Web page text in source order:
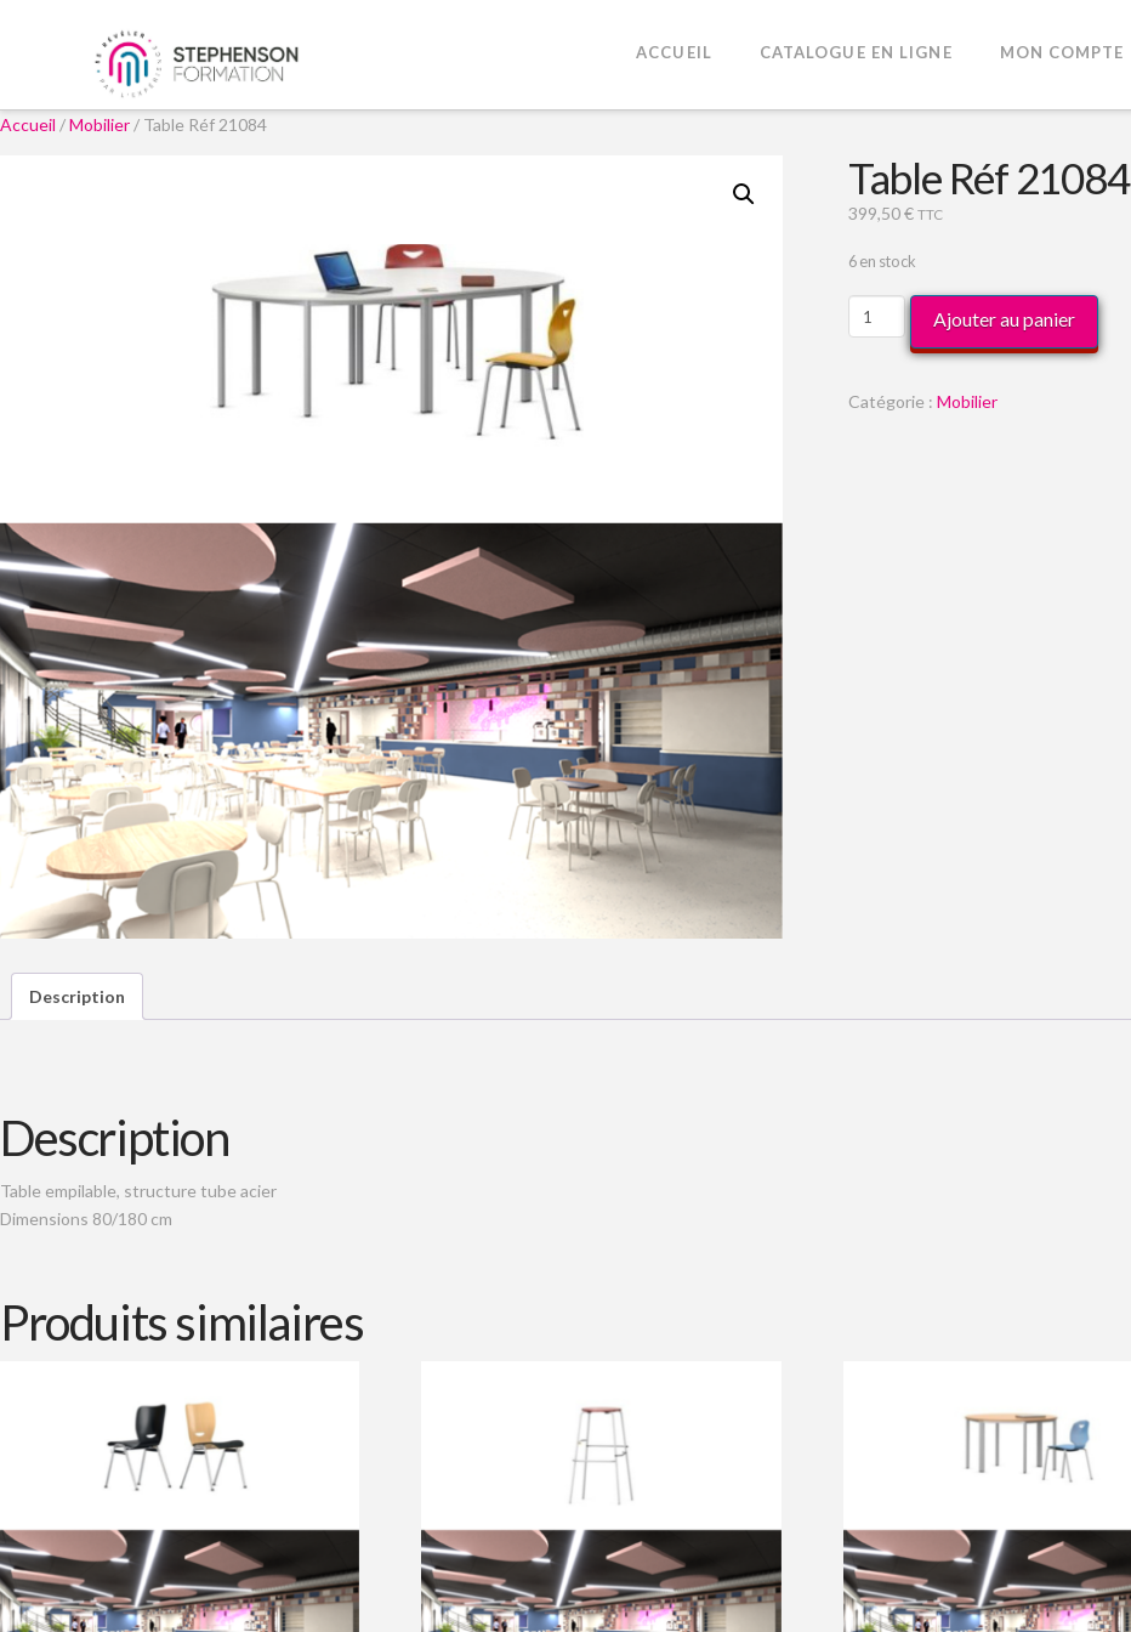
ACCUEIL CATALOGUE EN LIGNE MON COMPTE
Accueil /Mobilier / Table Réf 21084
Table Réf 21084
399,50€ TTC
6 en stock
quantité
de
Réf
Ajouter au panier
Catégorie : Mobilier
Description
Description
Table empilable, structure tube acier
Dimensions 80/180 cm
Produits similaires